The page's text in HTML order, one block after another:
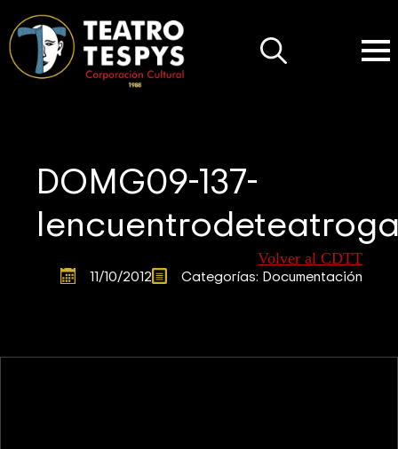
DOMG09-137-
Volver al CDTT
11/10/2012 Categorías: Documentación